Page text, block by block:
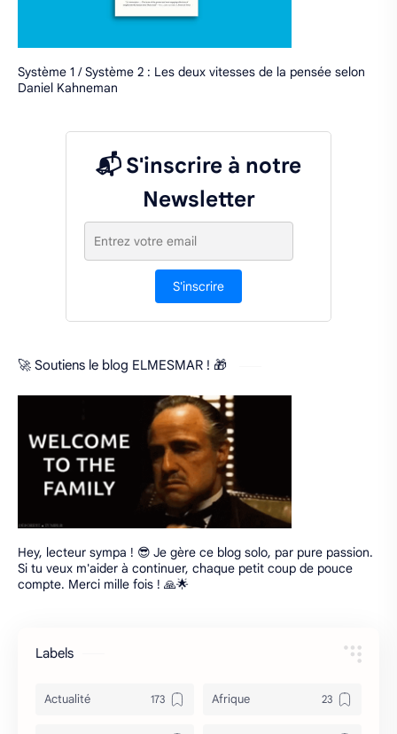
Système 1 / Système 2 : Les deux vitesses de la pensée selon
Daniel Kahneman
📬 S'inscrire à notre
Newsletter
S'inscrire
🚀 Soutiens le blog ELMESMAR ! 🎁
Hey, lecteur sympa ! 😎 Je gère ce blog solo, par pure passion.
Si tu veux m'aider à continuer, chaque petit coup de pouce
compte. Merci mille fois ! 🙏🌟
Labels
Actualité Afrique